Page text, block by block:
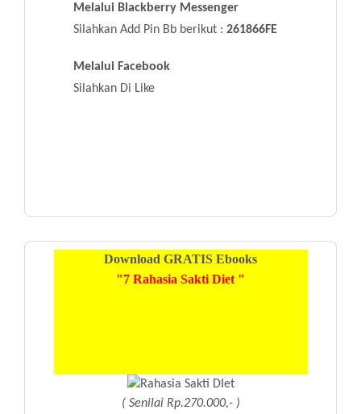
Melalui Blackberry Messenger
Silahkan Add Pin Bb berikut : 261866FE
Melalui Facebook
Silahkan Di Like
Download GRATIS Ebooks
"7 Rahasia Sakti Diet "
( Senilai Rp.270.000,- )